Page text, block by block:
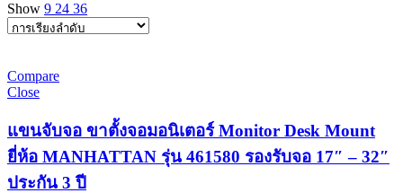
Show 9 24 36
Compare
Close
แขนจับจอ ขาตั้งจอมอนิเตอร์ Monitor Desk Mount
ยี่ห้อ MANHATTAN รุ่น 461580 รองรับจอ 17″ – 32″
ประกัน 3 ปี